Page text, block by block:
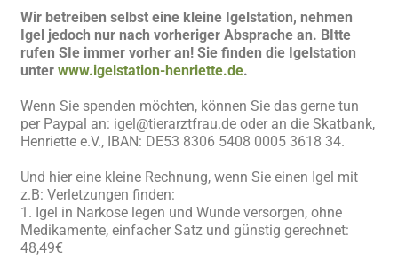
Wir betreiben selbst eine kleine Igelstation, nehmen
Igel jedoch nur nach vorheriger Absprache an. BItte
rufen SIe immer vorher an! Sie finden die Igelstation
unterwww.igelstation-henriette.de.
Wenn Sie spenden möchten, können Sie das gerne tun
per Paypal an: igel@tierarztfrau.de oder an die Skatbank,
Henriette e.V., IBAN: DE53 8306 5408 0005 3618 34.
Und hier eine kleine Rechnung, wenn Sie einen Igel mit
z.B: Verletzungen finden:
1. Igel in Narkose legen und Wunde versorgen, ohne
Medikamente, einfacher Satz und günstig gerechnet:
48,49€